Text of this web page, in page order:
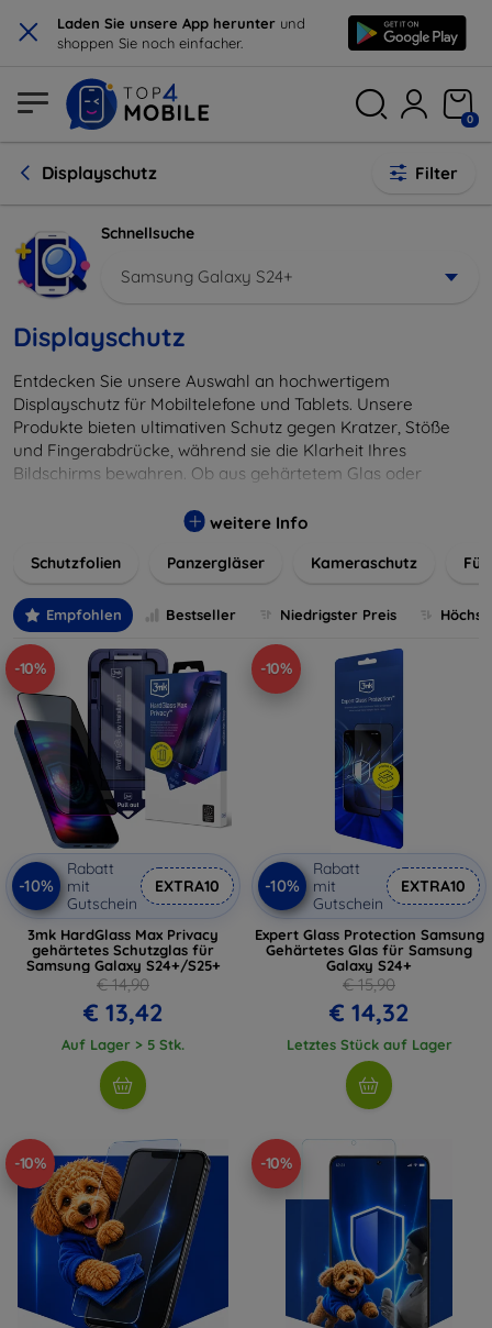
× Laden Sie unsere App herunter und
shoppen Sie noch einfacher.
0
Displayschutz Filter
Schnellsuche
Samsung Galaxy S24+
Displayschutz
Entdecken Sie unsere Auswahl an hochwertigem
Displayschutz für Mobiltelefone und Tablets. Unsere
Produkte bieten ultimativen Schutz gegen Kratzer, Stöße
und Fingerabdrücke, während sie die Klarheit Ihres
Bildschirms bewahren. Ob aus gehärtetem Glas oder
installieren und passgenau für jedes Gerät, um eine
wertvolles Gerät mit unseren langlebigen und zuverlässigen
digitales Erlebnis.
weitere Info
Schutzfolien Panzergläser Kameraschutz
Empfohlen Bestseller Niedrigster Preis
-10%
-10%
Rabatt
mit
Gutschein
EXTRA10
3mk HardGlass Max Privacy
gehärtetes Schutzglas für
Samsung Galaxy S24+/S25+
€ 14,90
€ 13,42
Auf Lager > 5 Stk.
-10%
-10%
Rabatt
mit
Gutschein
EXTRA10
Expert Glass Protection Samsung
Gehärtetes Glas für Samsung
Galaxy S24+
€ 15,90
€ 14,32
Letztes Stück auf Lager
-10% -10%